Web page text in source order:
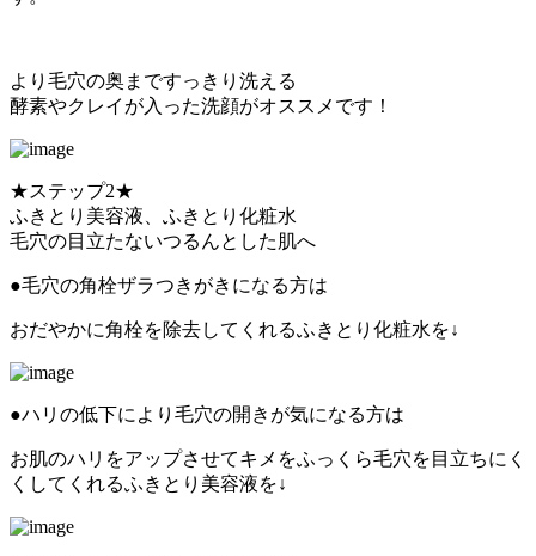
より毛穴の奥まですっきり洗える
酵素やクレイが入った洗顔がオススメです！
★ステップ2★
ふきとり美容液、ふきとり化粧水
毛穴の目立たないつるんとした肌へ
●毛穴の角栓ザラつきがきになる方は
おだやかに角栓を除去してくれるふきとり化粧水を↓
●ハリの低下により毛穴の開きが気になる方は
お肌のハリをアップさせてキメをふっくら毛穴を目立ちにく
くしてくれるふきとり美容液を↓